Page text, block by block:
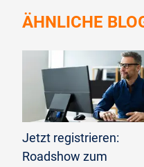
ÄHNLICHE
Jetzt registrieren:
Roadshow zum